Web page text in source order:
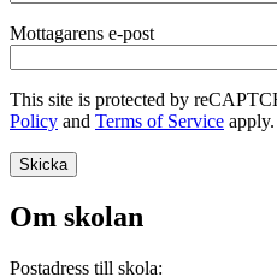
Mottagarens e-post
This site is protected by
Policy and Terms of Service apply.
Om skolan
Postadress till skola: